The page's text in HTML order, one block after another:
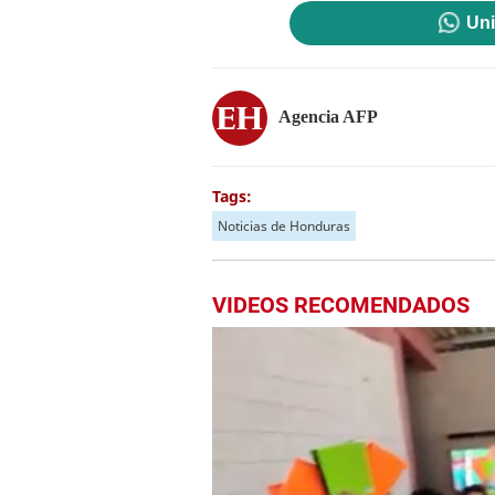
Agencia AFP
Tags:
Noticias de Honduras
VIDEOS RECOMENDADOS